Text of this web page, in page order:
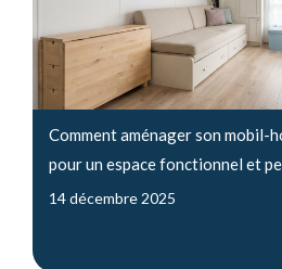
Comment aménager son mobil-
pour un espace fonctionnel et
14 décembre 2025